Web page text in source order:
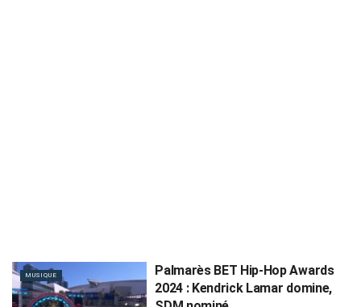
MUSIQUE
Palmarès BET Hip-Hop Awards
2024 : Kendrick Lamar domine,